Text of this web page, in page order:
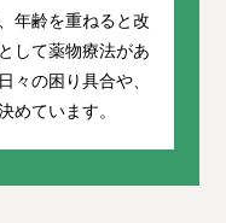
年齢を重ねると改
して薬物療法があ
々の困り具合や、
めています。